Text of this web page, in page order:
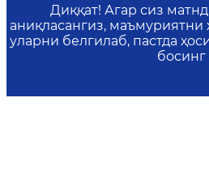
Диққат! Агар сиз
аниқласангиз,
уларни белгилаб, пастда
босинг